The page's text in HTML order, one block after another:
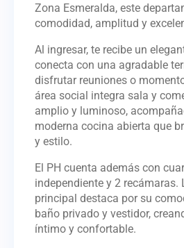
Zona Esmeralda, este
comodidad, amplitud y
Al ingresar, te recibe un
conecta con una agradable
disfrutar reuniones o
área social integra sala y
amplio y luminoso,
moderna cocina abierta que
y estilo.
El PH cuenta además con
independiente y 2 recámaras.
principal destaca por su
baño privado y vestidor,
íntimo y confortable.